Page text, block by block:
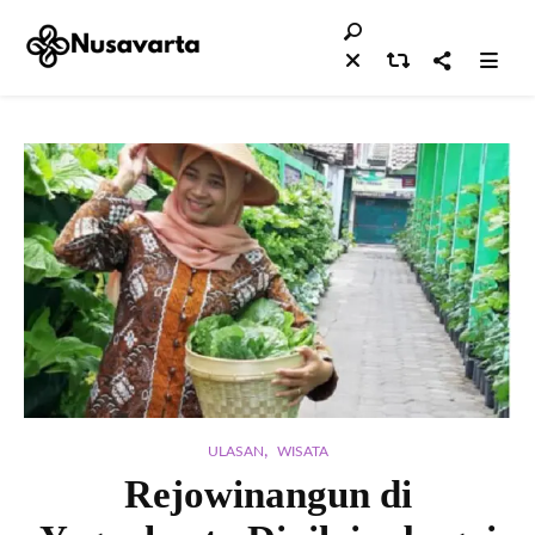
ULASAN, WISATA
Rejowinangun di